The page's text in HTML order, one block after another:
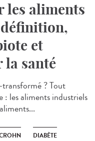
les aliments
et
la santé
? Tout
les aliments industriels
DIABÈTE